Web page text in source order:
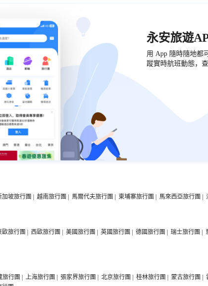
永安旅遊
用 App 隨時隨地都
蹤實時航班動態，
加坡旅行團 | 越南旅行團 | 馬爾代夫旅行團 | 柬埔寨旅行團 | 馬來西亞旅行團 |
歐旅行團 | 西歐旅行團 | 美國旅行團 | 英國旅行團 | 德國旅行團 | 瑞士旅行團 |
旅行團 | 上海旅行團 | 張家界旅行團 | 北京旅行團 | 桂林旅行團 | 蒙古旅行團 |